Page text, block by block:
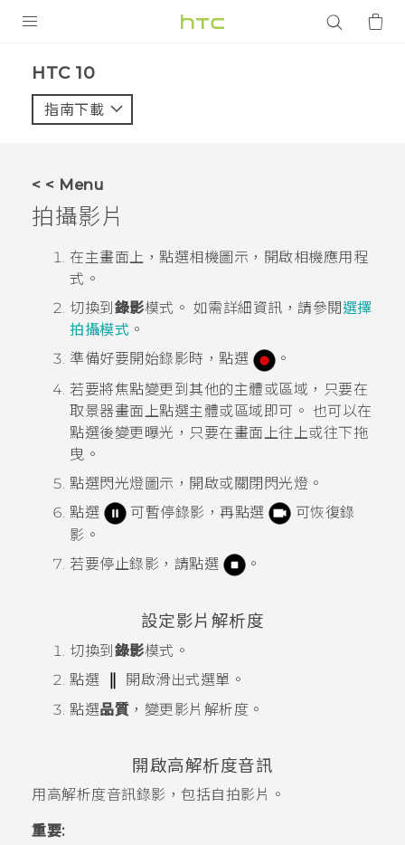
VIVE
支援服務
HTC 10‎
指南下載
< < Menu
拍攝影片
在主畫面上，點選相機圖示，開啟相機應用程
式。
切換到 錄影模式。 如需詳細資訊，請參閱 選擇
拍攝模式 。
準備好要開始錄影時，點選
。
若要將焦點變更到其他的主體或區域，只要在
取景器畫面上點選主體或區域即可。 也可以在
點選後變更曝光，只要在畫面上往上或往下拖
曳。
點選閃光燈圖示，開啟或關閉閃光燈。
點選
可暫停錄影，再點選
可恢復錄
影。
若要停止錄影，請點選
。
設定影片解析度
切換到 錄影模式。
點選
開啟滑出式選單。
點選品質 ，變更影片解析度。
開啟高解析度音訊
用高解析度音訊錄影，包括自拍影片。
重要: